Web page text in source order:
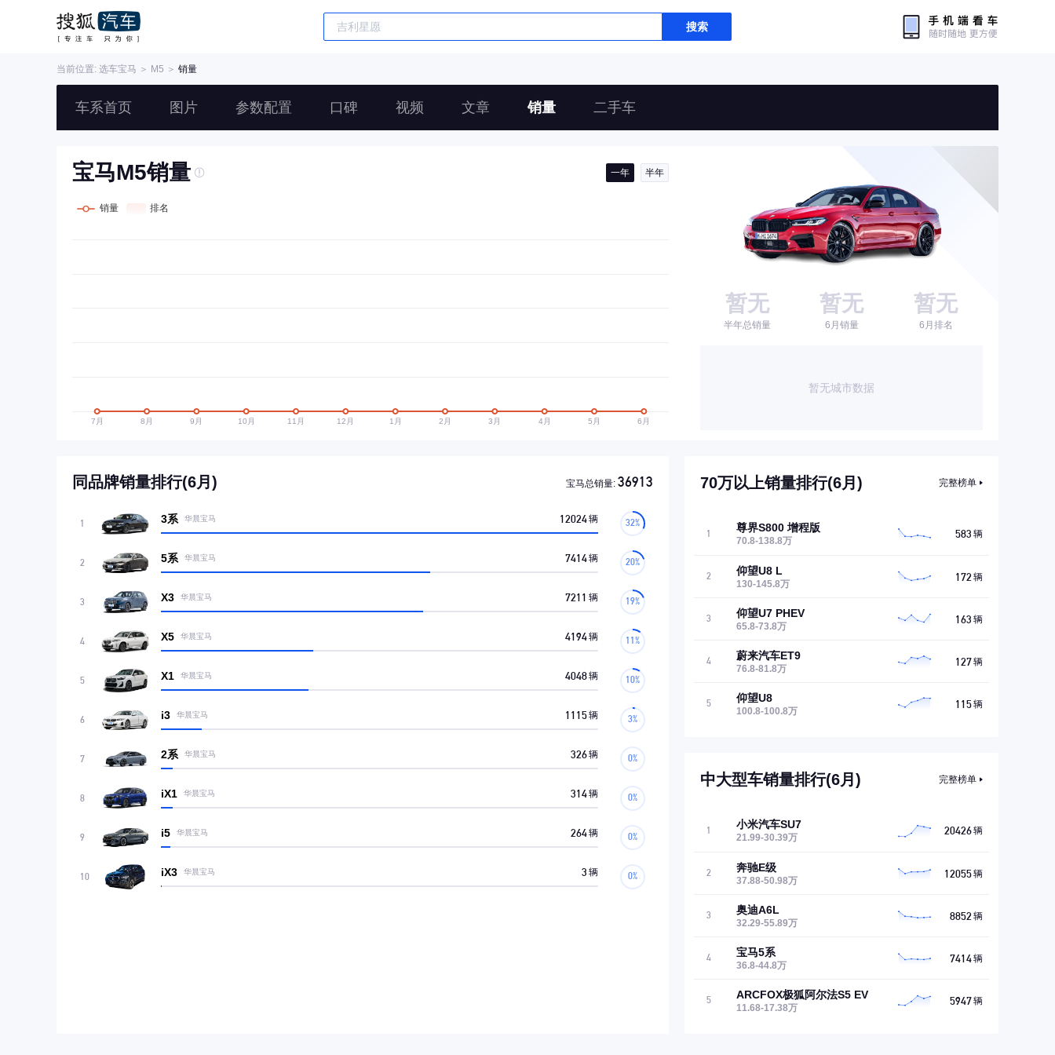
搜索
当前位置: 选车宝马 ＞ M5 ＞ 销量
车系首页 图片 参数配置 口碑 视频 文章 销量 二手车
宝马M5销量 一年 半年
暂无
半年总销量
暂无
6月销量
暂无
6月排名
暂无城市数据
同品牌销量排行(6月) 宝马总销量: 36913
1 3系 华晨宝马 12024辆
2 5系 华晨宝马 7414辆
3 X3 华晨宝马 7211 辆
4 X5 华晨宝马 4194辆
5 X1 华晨宝马 4048辆
6 i3 华晨宝马 1115辆
7 2系 华晨宝马 326辆
8 iX1 华晨宝马 314辆
9 i5 华晨宝马 264辆
10 iX3 华晨宝马 3 辆
70万以上销量排行(6月) 完整榜单
1 尊界S800 增程版
70.8-138.8万
583 辆
2 仰望U8 L
130-145.8万
172 辆
3 仰望U7 PHEV
65.8-73.8万
163 辆
4 蔚来汽车ET9
76.8-81.8万
127辆
5 仰望U8
100.8-100.8万
115辆
中大型车销量排行(6月) 完整榜单
1 小米汽车SU7
21.99-30.39万
20426辆
2 奔驰E级
37.88-50.98万
12055辆
3 奥迪A6L
32.29-55.89万
8852 辆
4 宝马5系
36.8-44.8万
7414辆
5 ARCFOX极狐阿尔法S5 EV
11.68-17.38万
5947辆